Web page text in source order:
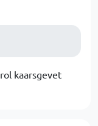
kaarsgevet